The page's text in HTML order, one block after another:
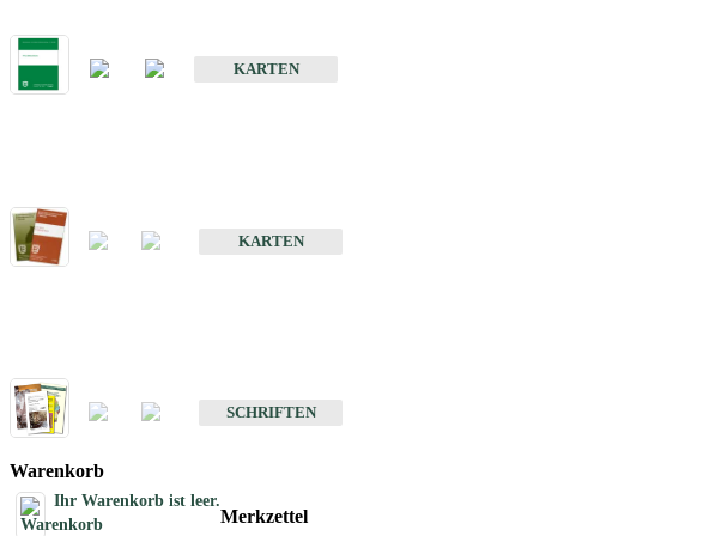
KARTEN
KARTEN
SCHRIFTEN
Warenkorb
Ihr Warenkorb ist leer.
Merkzettel